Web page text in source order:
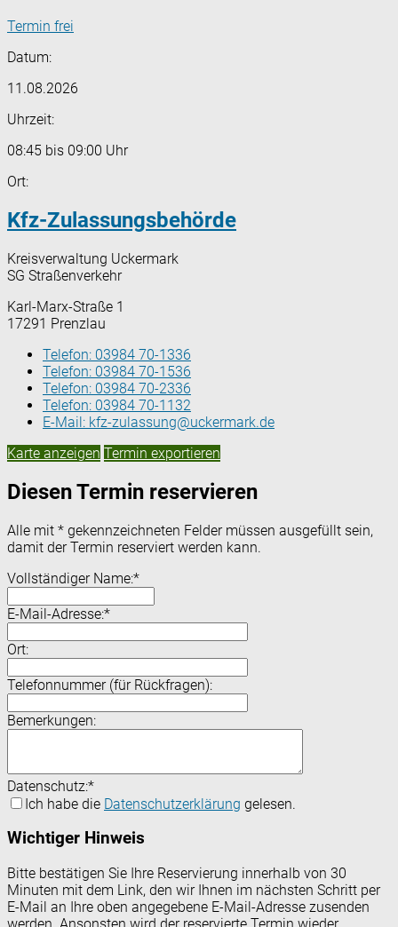
Termin frei
Datum:
11.08.2026
Uhrzeit:
08:45 bis 09:00 Uhr
Ort:
Kfz-Zulassungsbehörde
Kreisverwaltung Uckermark
SG Straßenverkehr
Karl-Marx-Straße 1
17291 Prenzlau
Telefon: 03984 70-1336
Telefon: 03984 70-1536
Telefon: 03984 70-2336
Telefon: 03984 70-1132
E-Mail: kfz-zulassung@uckermark.de
Karte anzeigen Termin exportieren
Diesen Termin reservieren
Alle mit * gekennzeichneten Felder müssen ausgefüllt sein,
damit der Termin reserviert werden kann.
Vollständiger Name:*
E-Mail-Adresse:*
Ort:
Telefonnummer (für Rückfragen):
Bemerkungen:
Datenschutz:*
Ich habe die Datenschutzerklärung gelesen.
Wichtiger Hinweis
Bitte bestätigen Sie Ihre Reservierung innerhalb von 30
Minuten mit dem Link, den wir Ihnen im nächsten Schritt per
E-Mail an Ihre oben angegebene E-Mail-Adresse zusenden